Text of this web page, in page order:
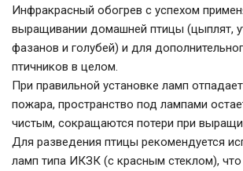
Инфракрасный обогрев с успехом
выращивании домашней птицы (цыплят,
фазанов и голубей) и для
птичников в целом.
При правильной установке ламп
пожара, пространство под лампами
чистым, сокращаются потери при
Для разведения птицы рекомендуется
ламп типа ИКЗК (с красным стеклом),